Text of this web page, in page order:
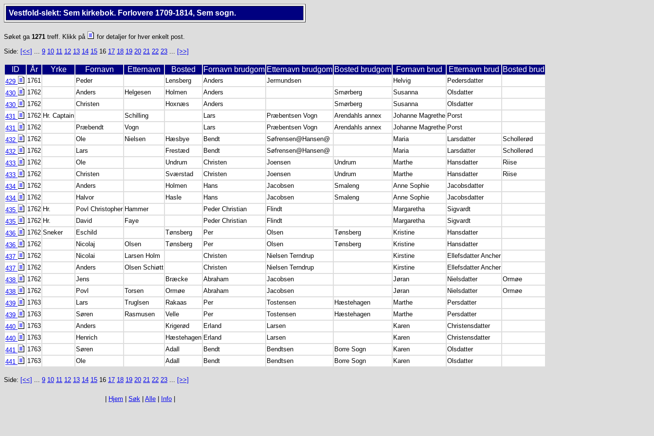
Vestfold-slekt: Sem kirkebok. Forlovere 1709-1814, Sem sogn.
Søket ga 1271 treff. Klikk på
for detaljer for hver enkelt post.
Side: [<<] ... 9 10 11 12 13 14 15 16 17 18 19 20 21 22 23 ... [>>]
ID År Yrke Fornavn Etternavn Bosted Fornavn brudgom Etternavn brudgom Bosted brudgom Fornavn brud Etternavn brud Bosted brud
429 1761 Peder Lensberg Anders Jermundsen Helvig
Pedersdatter
430
1762 Anders Helgesen Holmen Anders Smørberg Susanna
Olsdatter
430
1762 Christen Hoxnæs Anders Smørberg Susanna
Olsdatter
431
1762 Hr. Captain Schilling Lars Præbentsen Vogn Arendahls annex Johanne Magrethe Porst
431
1762 Præbendt Vogn Lars Præbentsen Vogn Arendahls annex Johanne Magrethe Porst
432
1762 Ole Nielsen Hæsbye Bendt Søfrensen@Hansen@ Maria Larsdatter
Schollerød
432
1762 Lars Frestæd Bendt Søfrensen@Hansen@ Maria Larsdatter
Schollerød
433
1762 Ole Undrum Christen Joensen Undrum Marthe Hansdatter
Riise
433
1762 Christen Sværstad Christen Joensen Undrum Marthe Hansdatter
Riise
434
1762 Anders Holmen Hans Jacobsen Smaleng Anne Sophie
Jacobsdatter
434
1762 Halvor Hasle Hans Jacobsen Smaleng Anne Sophie
Jacobsdatter
435
1762 Hr. Povl Christopher Hammer Peder Christian Flindt Margaretha
Sigvardt
435
1762 Hr. David Faye Peder Christian Flindt Margaretha
Sigvardt
436
1762 Sneker Eschild Tønsberg Per Olsen Tønsberg Kristine
Hansdatter
436
1762 Nicolaj Olsen Tønsberg Per Olsen Tønsberg Kristine
Hansdatter
437
1762 Nicolai Larsen Holm Christen Nielsen Terndrup Kirstine
Ellefsdatter Ancher
437
1762 Anders Olsen Schiøtt Christen Nielsen Terndrup Kirstine
Ellefsdatter Ancher
438
1762 Jens Bræcke Abraham Jacobsen Jøran Nielsdatter
Ormøe
438
1762 Povl Torsen Ormøe Abraham Jacobsen Jøran Nielsdatter
Ormøe
439
1763 Lars Truglsen Rakaas Per Tostensen Hæstehagen Marthe
Persdatter
439
1763 Søren Rasmusen Velle Per Tostensen Hæstehagen Marthe
Persdatter
440
1763 Anders Krigerød Erland Larsen Karen
Christensdatter
440
1763 Henrich Hæstehagen Erland Larsen Karen
Christensdatter
441
1763 Søren Adall Bendt Bendtsen Borre Sogn Karen
Olsdatter
441
1763 Ole Adall Bendt Bendtsen Borre Sogn Karen Olsdatter
Side: [<<] ... 9 10 11 12 13 14 15 16 17 18 19 20 21 22 23 ... [>>]
Hjem Søk Alle Info